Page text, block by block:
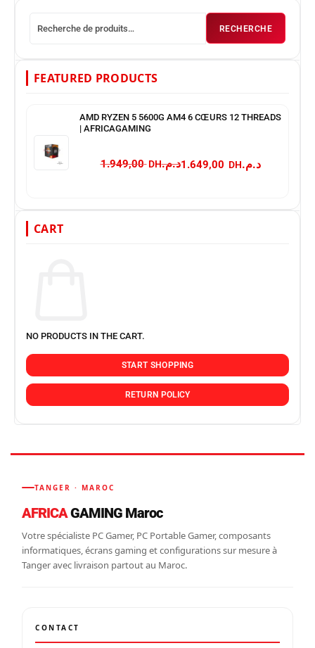
RECHERCHE
FEATURED PRODUCTS
AMD RYZEN 5 5600G AM4 6 CŒURS 12 THREADS
| AFRICAGAMING
د.م. 1.949,00 د.م.
CART
NO PRODUCTS IN THE CART.
START SHOPPING
RETURN POLICY
TANGER · MAROC
AFRICAGAMING Maroc
Votre spécialiste PC Gamer, PC Portable Gamer, composants
informatiques, écrans gaming et configurations sur mesure à
Tanger avec livraison partout au Maroc.
CONTACT